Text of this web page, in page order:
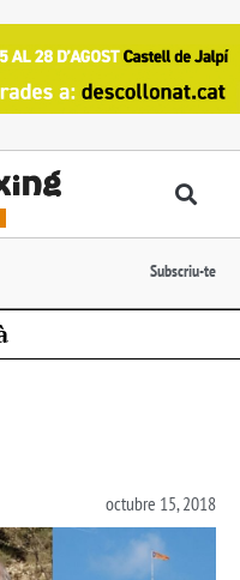
Subscriu-te
octubre 15, 2018